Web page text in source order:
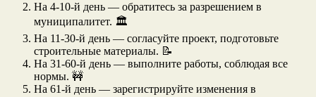
На 4-10-й день — обратитесь за разрешением в
муниципалитет. 🏛️
На 11-30-й день — согласуйте проект, подготовьте
строительные материалы. 📝
На 31-60-й день — выполните работы, соблюдая все
нормы. 🚧
На 61-й день — зарегистрируйте изменения в